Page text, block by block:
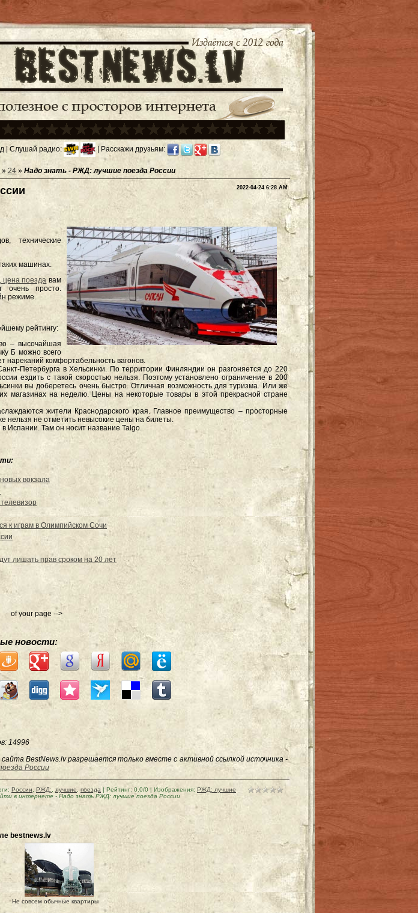
| Слушай радио: | Расскажи друзьям:
» 24 » Надо знать - РЖД: лучшие поезда России
2022-04-24 6:28 AM
технические
машинах.
цена поезда вам
очень просто.
режиме.
рейтингу:
– высочайшая
Б можно всего
нареканий комфортабельность вагонов.
Петербурга в Хельсинки. По территории Финляндии он разгоняется до 220
ездить с такой скоростью нельзя. Поэтому установлено ограничение в 200
вы доберетесь очень быстро. Отличная возможность для туризма. Или же
магазинах на неделю. Цены на некоторые товары в этой прекрасной стране
жители Краснодарского края. Главное преимущество – просторные
нельзя не отметить невысокие цены на билеты.
Там он носит название Talgo.
вокзала
к играм в Олимпийском Сочи
лишать прав сроком на 20 лет
of your page -->
новости:
: 14996
BestNews.lv разрешается только вместе с активной ссылкой источника -
России
: России РЖД: лучшие поезда | Рейтинг: 0.0/0| Изображения: РЖД: лучшие
в интернете - Надо знать РЖД: лучшие поезда России
bestnews.lv
Не совсем обычные квартиры